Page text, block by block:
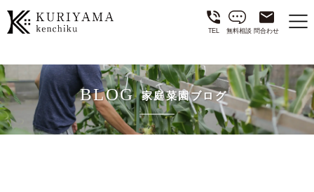
TEL 無料相談 問合わせ
BLOG 家庭菜園ブログ